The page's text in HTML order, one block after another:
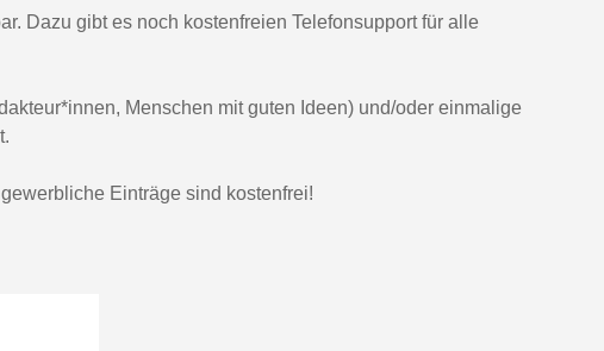
Dazu gibt es noch kostenfreien Telefonsupport für alle
Menschen mit guten Ideen) und/oder einmalige
Einträge sind kostenfrei!